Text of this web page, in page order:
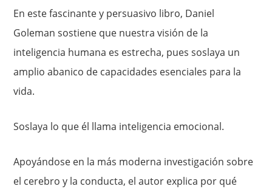
En este fascinante y persuasivo libro, Daniel
Goleman sostiene que nuestra visión de la
inteligencia humana es estrecha, pues soslaya un
amplio abanico de capacidades esenciales para la
vida.
Soslaya lo que él llama inteligencia emocional.
Apoyándose en la más moderna investigación sobre
el cerebro y la conducta, el autor explica por qué